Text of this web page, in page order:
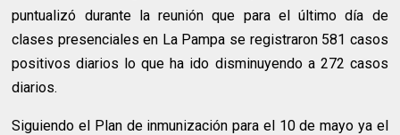
puntualizó durante la reunión que para el último día de
clases presenciales en La Pampa se registraron 581 casos
positivos diarios lo que ha ido disminuyendo a 272 casos
diarios.
Siguiendo el Plan de inmunización para el 10 de mayo ya el